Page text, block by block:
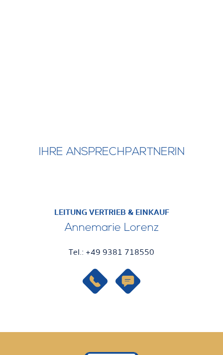
IHRE ANSPRECHPARTNERIN
LEITUNG VERTRIEB & EINKAUF
Annemarie Lorenz
Tel.: +49 9381 718550